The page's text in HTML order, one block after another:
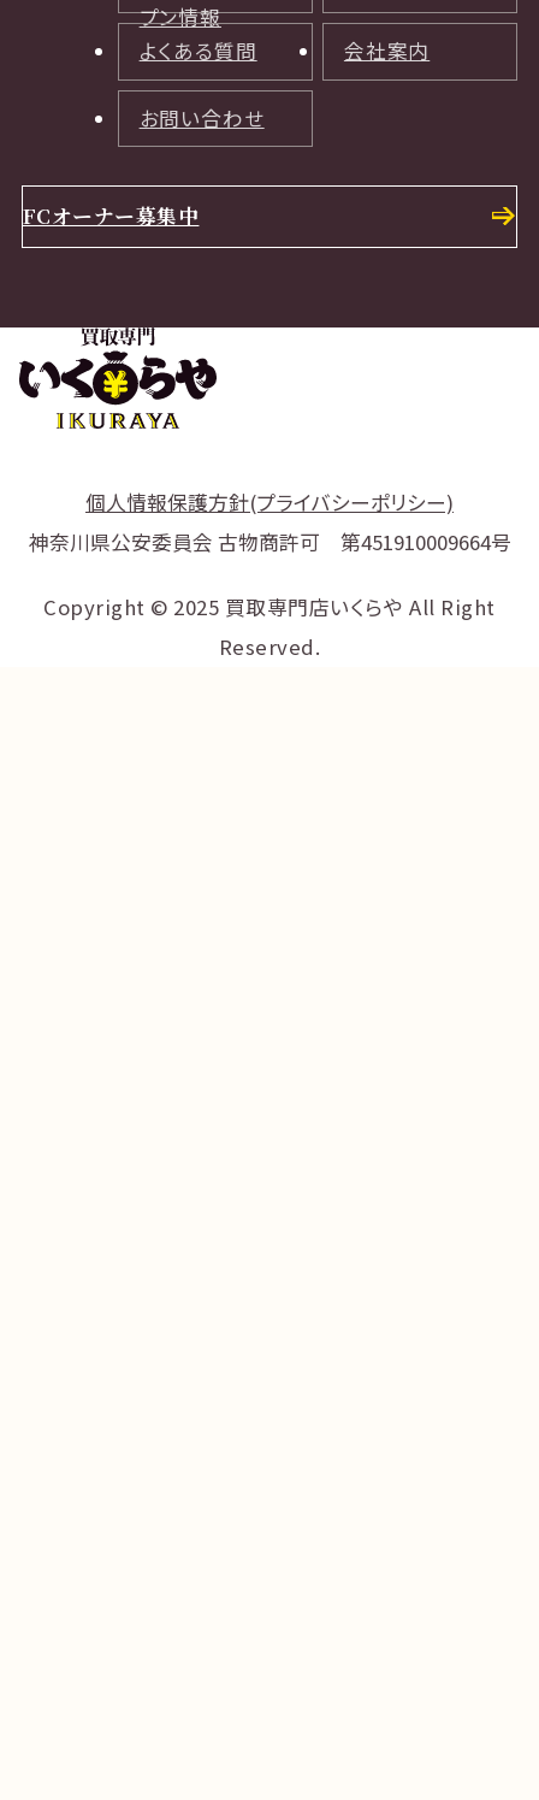
プン情報
よくある質問 会社案内
お問い合わせ
FCオーナー募集中
個人情報保護方針(プライバシーポリシー)
神奈川県公安委員会 古物商許可 第451910009664号
Copyright © 2025 買取専門店いくらや All Right
Reserved.